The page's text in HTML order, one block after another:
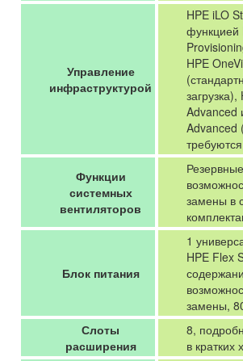
Управление
инфраструктурой
HPE iLO
функцией
HPE
Advanced
Advanced
Функции
системных
вентиляторов
замены в
Блок питания
1
HPE Flex
замены,
Слоты
расширения
8,
в кратких